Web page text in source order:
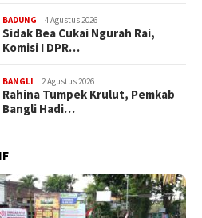
BADUNG 4 Agustus 2026
Sidak Bea Cukai Ngurah Rai,
Komisi I DPR…
BANGLI 2 Agustus 2026
Rahina Tumpek Krulut, Pemkab
Bangli Hadi…